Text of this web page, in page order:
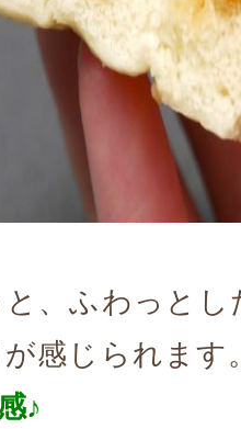
、ふわっとし
感じられます
♪